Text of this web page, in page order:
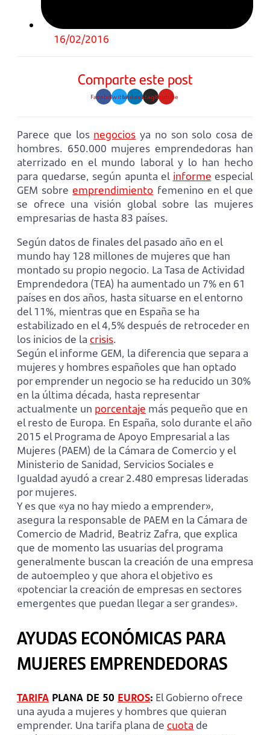
16/02/2016
Comparte este post
FacebookTwitterLinkedinInstagramYoutube
Parece que los negocios ya no son solo cosa de
hombres. 650.000 mujeres emprendedoras han
aterrizado en el mundo laboral y lo han hecho
para quedarse, según apunta el informe especial
GEM sobreemprendimiento femenino en el que
se ofrece una visión global sobre las mujeres
empresarias de hasta 83 países.
Según datos de finales del pasado año en el
mundo hay 128 millones de mujeres que han
montado su propio negocio. La Tasa de Actividad
Emprendedora (TEA) ha aumentado un 7% en 61
países en dos años, hasta situarse en el entorno
del 11%, mientras que en España se ha
estabilizado en el 4,5% después de retroceder en
los inicios de la crisis.
Según el informe GEM, la diferencia que separa a
mujeres y hombres españoles que han optado
por emprender un negocio se ha reducido un 30%
en la última década, hasta representar
actualmente un porcentaje más pequeño que en
el resto de Europa. En España, solo durante el año
2015 el Programa de Apoyo Empresarial a las
Mujeres (PAEM) de la Cámara de Comercio y el
Ministerio de Sanidad, Servicios Sociales e
Igualdad ayudó a crear 2.480 empresas lideradas
por mujeres.
Y es que «ya no hay miedo a emprender»,
asegura la responsable de PAEM en la Cámara de
Comercio de Madrid, Beatriz Zafra, que explica
que de momento las usuarias del programa
generalmente buscan la creación de una empresa
de autoempleo y que ahora el objetivo es
«potenciar la creación de empresas en sectores
emergentes que puedan llegar a ser grandes».
AYUDAS ECONÓMICAS PARA
MUJERES EMPRENDEDORAS
TARIFA PLANA DE 50 EUROS: El Gobierno ofrece
una ayuda a mujeres y hombres que quieran
emprender. Una tarifa plana de cuota de